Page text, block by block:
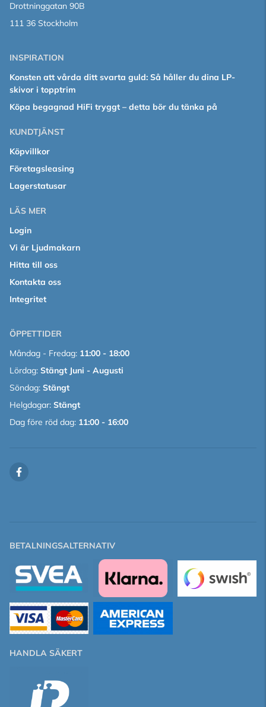
Drottninggatan 90B
111 36 Stockholm
INSPIRATION
Konsten att vårda ditt svarta guld: Så håller du dina LP-
skivor i topptrim
Köpa begagnad HiFi tryggt – detta bör du tänka på
KUNDTJÄNST
Köpvillkor
Företagsleasing
Lagerstatusar
LÄS MER
Login
Vi är Ljudmakarn
Hitta till oss
Kontakta oss
Integritet
ÖPPETTIDER
Måndag - Fredag: 11:00 - 18:00
Lördag: Stängt Juni - Augusti
Söndag: Stängt
Helgdagar: Stängt
Dag före röd dag: 11:00 - 16:00
BETALNINGSALTERNATIV
HANDLA SÄKERT